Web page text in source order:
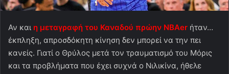
Αν και η μεταγραφή του Καναδού πρώην NBAer ήταν…
έκπληξη, απροσδόκητη κίνηση δεν μπορεί να την πει
κανείς. Γιατί ο Θρύλος μετά τον τραυματισμό του Μόρις
και τα προβλήματα που έχει συχνά ο Νιλικίνα, ήθελε